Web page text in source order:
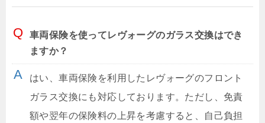
車両保険を使ってレヴォーグのガラス交換はでき
ますか？
はい、車両保険を利用したレヴォーグのフロント
ガラス交換にも対応しております。ただし、免責
額や翌年の保険料の上昇を考慮すると、自己負担